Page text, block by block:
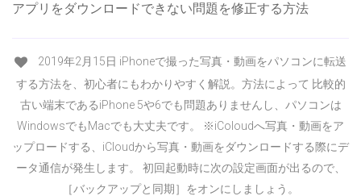
アプリをダウンロードできない問題を修正する方法
2019年2月15日 iPhoneで撮った写真・動画をパソコンに転送
する方法を、初心者にもわかりやすく解説。方法によって 比較的
古い端末であるiPhone 5や6でも問題ありませんし、パソコンは
WindowsでもMacでも大丈夫です。 ※iColoudへ写真・動画をア
ップロードする、iCloudから写真・動画をダウンロードする際にデ
ータ通信が発生します。 初回起動時に次の設定画面が出るので、
［バックアップと同期］をオンにしましょう。